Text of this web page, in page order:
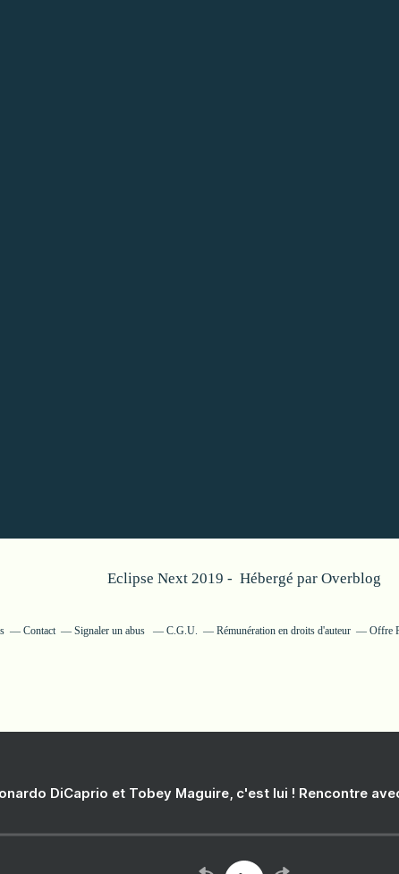
Eclipse Next 2019 - Hébergé par Overblog
Contact Signaler un abus C.G.U. Rémunération en droits d'auteur Offre
DiCaprio et Tobey Maguire, c'est lui ! Rencontre